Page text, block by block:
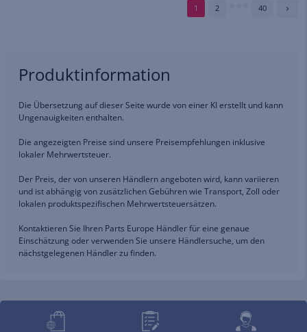
1 2 40
Produktinformation
Die Übersetzung auf dieser Seite wurde von einer KI erstellt und kann
Ungenauigkeiten enthalten.
Die angezeigten Preise sind unsere Preisempfehlungen inklusive
lokaler Mehrwertsteuer.
Der Preis, der von unseren Händlern angeboten wird, kann variieren
und ist abhängig von zusätzlichen Gebühren wie Transport, Zoll oder
lokalen produktspezifischen Mehrwertsteuersätzen.
Kontaktieren Sie Ihren Parts Europe Händler für eine genaue
Einschätzung oder verwenden Sie unsere Händlersuche, um den
nächstgelegenen Händler zu finden.